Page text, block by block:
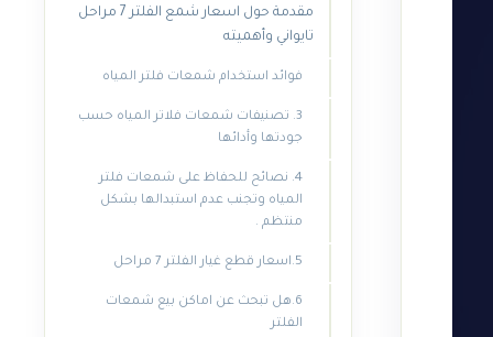
مقدمة حول اسعار شمع الفلتر 7 مراحل
تايواني وأهميته
فوائد استخدام شمعات فلتر المياه
3. تصنيفات شمعات فلاتر المياه حسب
جودتها وأدائها
4. نصائح للحفاظ على شمعات فلتر
المياه وتجنب عدم استبدالها بشكل
منتظم .
5.اسعار قطع غيار الفلتر 7 مراحل
6.هل تبحث عن اماكن بيع شمعات
الفلتر